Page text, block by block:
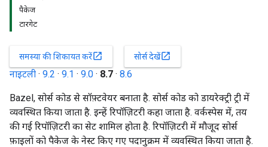
पैकेज
टारगेट
समस्या की शिकायत करेंopen_in_new सोर्स देखेंopen_in_new
नाइटली · 9.2 · 9.1 · 9.0 · 8.7 · 8.6
Bazel, सोर्स कोड से सॉफ़्टवेयर बनाता है. सोर्स कोड को डायरेक्ट्री ट्री में
व्यवस्थित किया जाता है. इन्हें रिपॉज़िटरी कहा जाता है. वर्कस्पेस में, तय
की गई रिपॉज़िटरी का सेट शामिल होता है. रिपॉज़िटरी में मौजूद सोर्स
फ़ाइलों को पैकेज के नेस्ट किए गए पदानुक्रम में व्यवस्थित किया जाता है.